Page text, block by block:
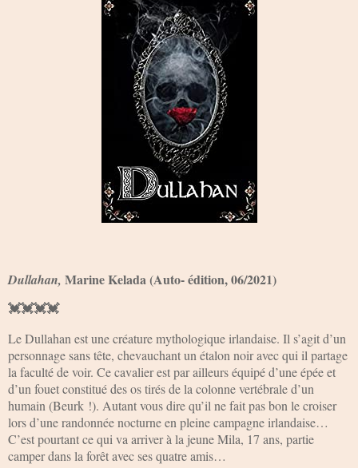
Dullahan, Marine Kelada (Auto- édition, 06/2021)
💓💓💓💓
Le Dullahan est une créature mythologique irlandaise. Il s’agit d’un
personnage sans tête, chevauchant un étalon noir avec qui il partage
la faculté de voir. Ce cavalier est par ailleurs équipé d’une épée et
d’un fouet constitué des os tirés de la colonne vertébrale d’un
humain (Beurk !). Autant vous dire qu’il ne fait pas bon le croiser
lors d’une randonnée nocturne en pleine campagne irlandaise…
C’est pourtant ce qui va arriver à la jeune Mila, 17 ans, partie
camper dans la forêt avec ses quatre amis…